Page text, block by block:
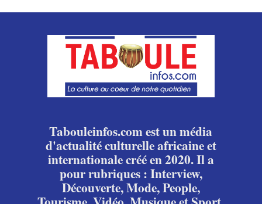
Tabouleinfos.com est un média
d'actualité culturelle africaine et
internationale créé en 2020. Il a
pour rubriques : Interview,
Découverte, Mode, People,